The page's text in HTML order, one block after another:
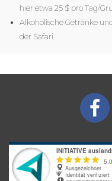
hier etwa 25 $ pro Tag/
Alkoholische Getränke
der Safari